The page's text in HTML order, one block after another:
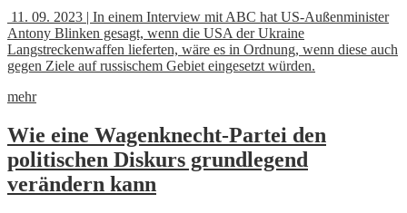
11. 09. 2023 | In einem Interview mit ABC hat US-Außenminister
Antony Blinken gesagt, wenn die USA der Ukraine
Langstreckenwaffen lieferten, wäre es in Ordnung, wenn diese auch
gegen Ziele auf russischem Gebiet eingesetzt würden.
mehr
Wie eine Wagenknecht-Partei den
politischen Diskurs grundlegend
verändern kann